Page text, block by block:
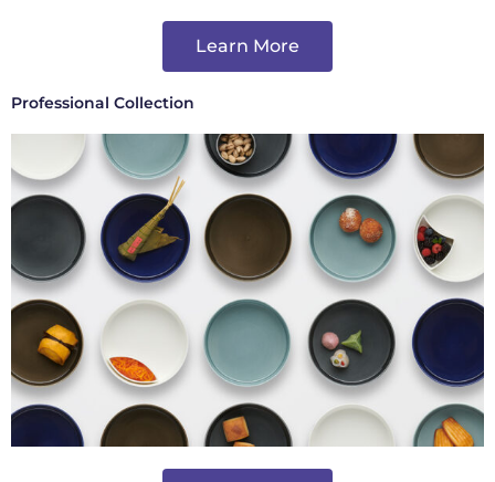
Learn More
Professional Collection